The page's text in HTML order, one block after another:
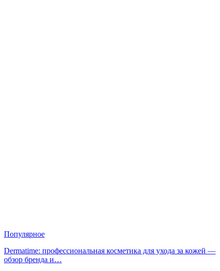
Популярное
Dermatime: профессиональная косметика для ухода за кожей —
обзор бренда и…